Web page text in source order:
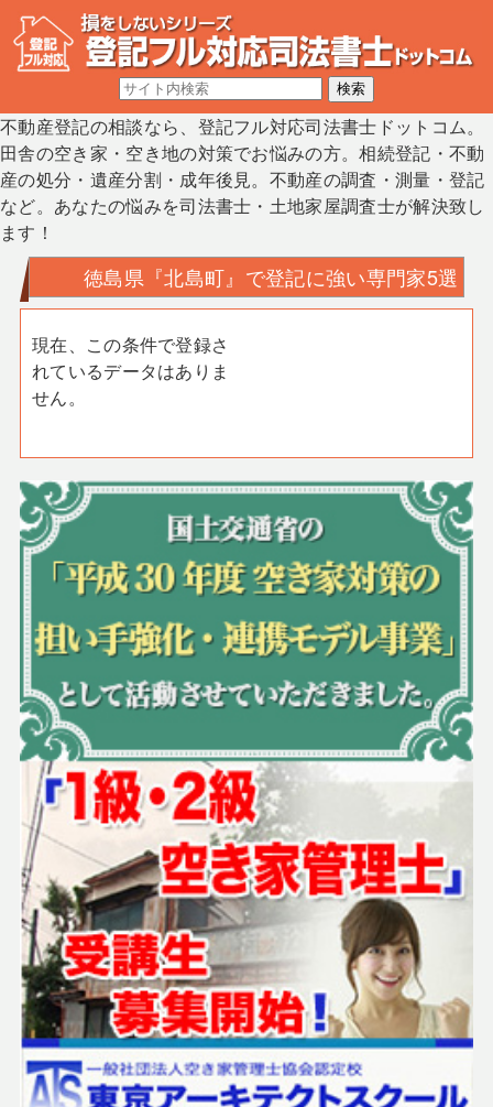
不動産登記の相談なら、登記フル対応司法書士ドットコム。
田舎の空き家・空き地の対策でお悩みの方。相続登記・不動
産の処分・遺産分割・成年後見。不動産の調査・測量・登記
など。あなたの悩みを司法書士・土地家屋調査士が解決致し
ます！
徳島県『北島町』で登記に強い専門家5選
現在、この条件で登録さ
れているデータはありま
せん。